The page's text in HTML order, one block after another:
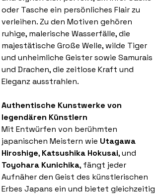
oder Tasche ein persönliches Flair zu
verleihen. Zu den Motiven gehören
ruhige, malerische Wasserfälle, die
majestätische Große Welle, wilde Tiger
und unheimliche Geister sowie Samurais
und Drachen, die zeitlose Kraft und
Eleganz ausstrahlen.
Authentische Kunstwerke von
legendären Künstlern
Mit Entwürfen von berühmten
japanischen Meistern wie Utagawa
Hiroshige, Katsushika Hokusai, und
Toyohara Kunichika, fängt jeder
Aufnäher den Geist des künstlerischen
Erbes Japans ein und bietet gleichzeitig